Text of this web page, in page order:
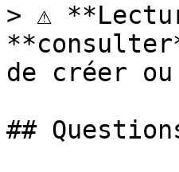
> ⚠️
de créer
##